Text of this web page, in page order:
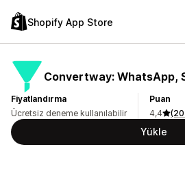
Shopify App Store
Convertway: WhatsApp,
Fiyatlandırma
Ücretsiz deneme kullanılabilir
Puan
4,4
Yükle